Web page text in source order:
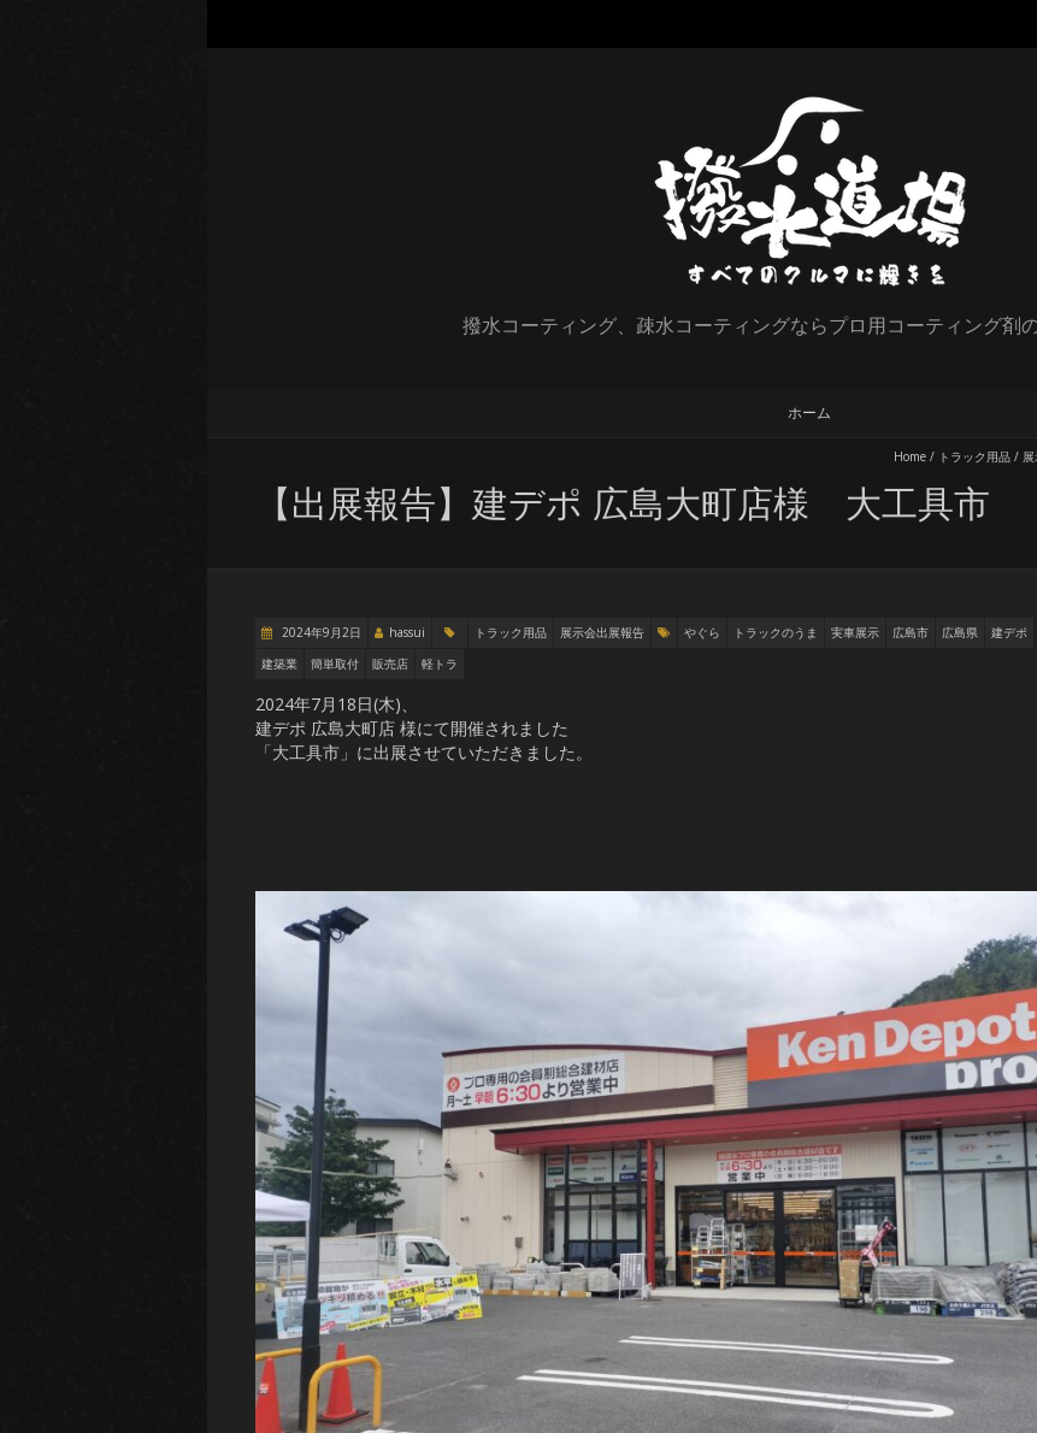
撥水コーティング、疎水コーティングならプロ用コーティング剤
ホーム
Home / トラック用品 /
【出展報告】建デポ 広島大町店様 大工具市
2024年9月2日 hassui トラック用品 展示会出展報告 やぐら トラックのうま 実車展示 広島市 広島県
建デポ
建築業
簡単取付 販売店 軽トラ
2024年7月18日(木)、
建デポ 広島大町店 様にて開催されました
「大工具市」に出展させていただきました。